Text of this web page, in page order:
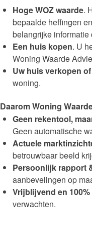
Hoge WOZ waarde.
bepaalde heffingen
belangrijke
Een huis kopen. U
Woning Waarde
Uw huis verkopen
woning.
Daarom Woning
Geen rekentool,
Geen automatische
Actuele
betrouwbaar beeld
Persoonlijk rapport
aanbevelingen op
Vrijblijvend en
verwachten.